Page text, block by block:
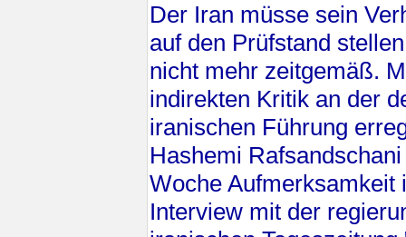
Der Iran müsse sein
auf den Prüfstand
nicht mehr zeitgemäß.
indirekten Kritik an der
iranischen Führung
Hashemi
Woche Aufmerksamkeit
Interview mit der